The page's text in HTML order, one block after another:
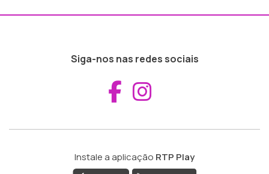
Siga-nos nas redes sociais
Aceder ao
Instale a aplicação RTP Play